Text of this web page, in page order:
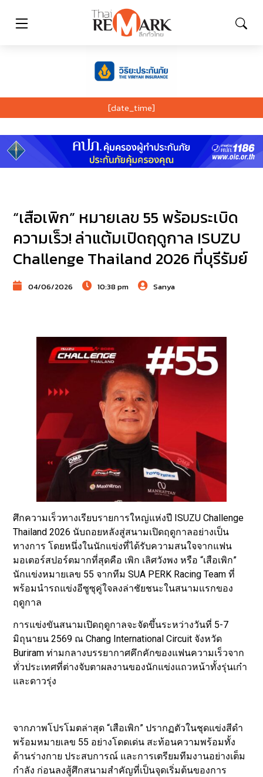
[date_time]
“เสือเพิก” หมายเลข 55 พร้อมระเบิด
ความเร็ว! ล่าแต้มเปิดฤดูกาล ISUZU
Challenge Thailand 2026 ที่บุรีรัมย์
04/06/2026 10:38 pm Sanya
ศึกความเร็วทางเรียบรายการใหญ่แห่งปี ISUZU Challenge
Thailand 2026 นับถอยหลังสู่สนามเปิดฤดูกาลอย่างเป็น
ทางการ โดยหนึ่งในนักแข่งที่ได้รับความสนใจจากแฟน
มอเตอร์สปอร์ตมากที่สุดคือ เพิก เลิศวังพง หรือ “เสือเพิก”
นักแข่งหมายเลข 55 จากทีม SUA PERK Racing Team ที่
พร้อมนำรถแข่งอีซูซุคู่ใจลงล่าชัยชนะในสนามแรกของ
ฤดูกาล
การแข่งขันสนามเปิดฤดูกาลจะจัดขึ้นระหว่างวันที่ 5-7
มิถุนายน 2569 ณ Chang International Circuit จังหวัด
Buriram ท่ามกลางบรรยากาศคึกคักของแฟนความเร็วจาก
ทั่วประเทศที่ต่างจับตาผลงานของนักแข่งแถวหน้าทั้งรุ่นเก๋า
และดาวรุ่ง
จากภาพโปรโมตล่าสุด “เสือเพิก” ปรากฏตัวในชุดแข่งสีดำ
พร้อมหมายเลข 55 อย่างโดดเด่น สะท้อนความพร้อมทั้ง
ด้านร่างกาย ประสบการณ์ และการเตรียมทีมงานอย่างเต็ม
กำลัง ก่อนลงสู้ศึกสนามสำคัญที่เป็นจุดเริ่มต้นของการ